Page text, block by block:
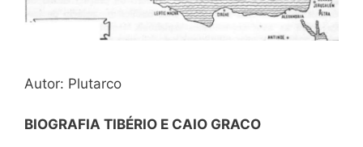
Autor: Plutarco
BIOGRAFIA TIBÉRIO E CAIO GRACO